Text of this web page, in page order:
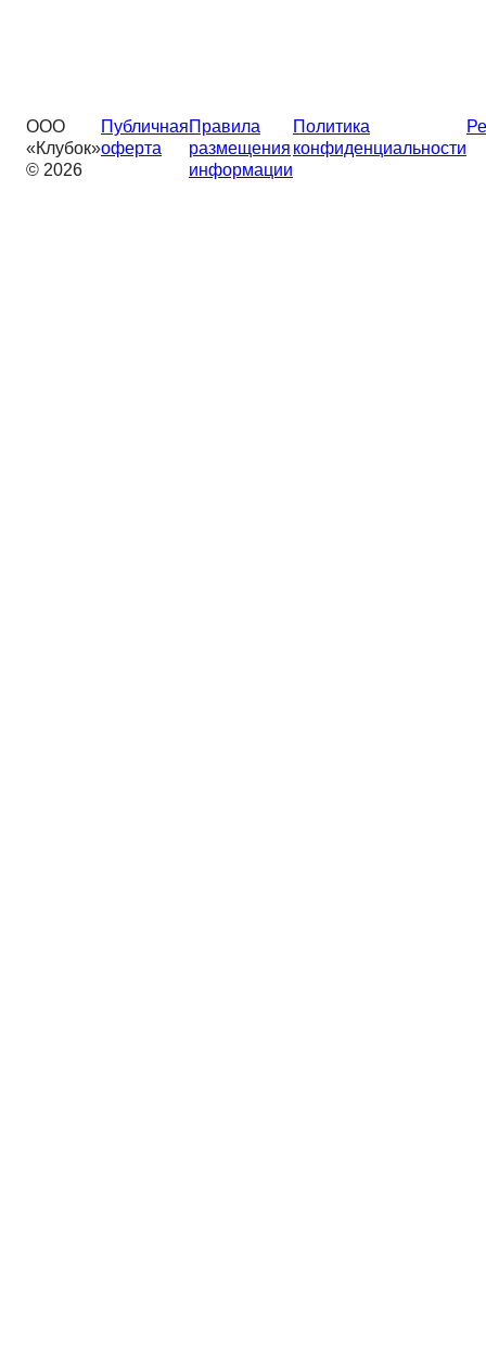
ООО
«Клубок»
© 2026
Публичная
оферта
Правила
размещения
информации
Политика
конфиденциальности